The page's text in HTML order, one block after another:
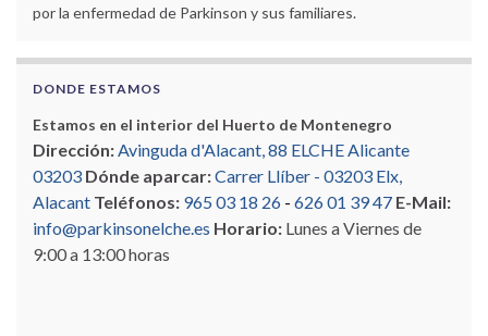
por la enfermedad de Parkinson y sus familiares.
DONDE ESTAMOS
Estamos en el interior del Huerto de Montenegro
Dirección:Avinguda d'Alacant, 88 ELCHE Alicante
03203 Dónde aparcar:Carrer Llíber - 03203 Elx,
Alacant Teléfonos: 965 03 18 26 - 626 01 39 47 E-Mail:
info@parkinsonelche.es Horario: Lunes a Viernes de
9:00 a 13:00 horas